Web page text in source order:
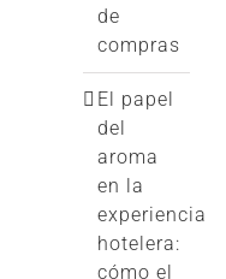
de
compras
El papel
del
aroma
en la
experiencia
hotelera:
cómo el